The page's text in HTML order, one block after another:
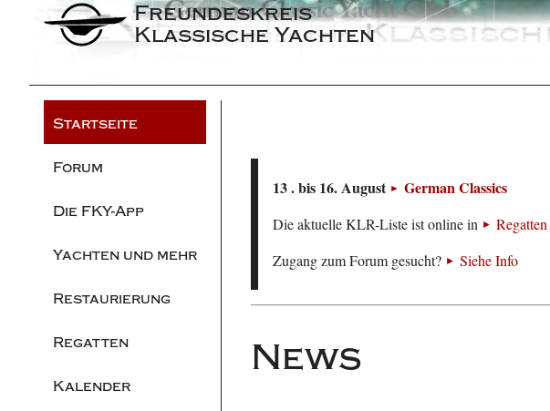
Freundeskreis
Klassische Yachten
Startseite
Forum
Die FKY-App
Yachten und mehr
Restaurierung
Regatten
Kalender
13 . bis 16. August German Classics
Die aktuelle KLR-Liste ist online in Regatten
Zugang zum Forum gesucht?
Siehe Info
News